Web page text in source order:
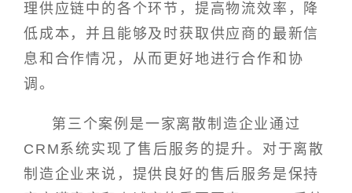
理供应链中的各个环节，提高物流效率，降
低成本，并且能够及时获取供应商的最新信
息和合作情况，从而更好地进行合作和协
调。
第三个案例是一家离散制造企业通过
CRM系统实现了售后服务的提升。对于离散
制造企业来说，提供良好的售后服务是保持